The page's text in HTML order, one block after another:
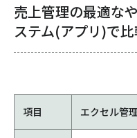
売上管理の最適な
ステム(アプリ)で
項目 エクセル管